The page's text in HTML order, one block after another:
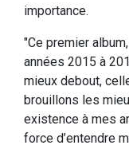
importance.
"Ce premier
années 2015 à
mieux debout,
brouillons les
existence à mes
force d’entendre